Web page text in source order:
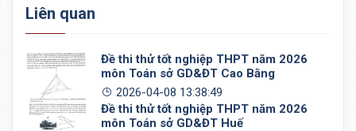
Liên quan
Đề thi thử tốt nghiệp THPT năm 2026
môn Toán sở GD&ĐT Cao Bằng
2026-04-08 13:38:49
Đề thi thử tốt nghiệp THPT năm 2026
môn Toán sở GD&ĐT Huế